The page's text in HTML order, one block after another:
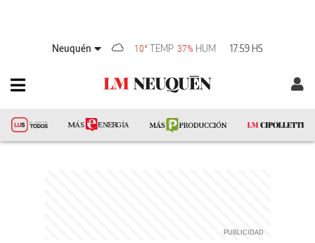
Neuquén 10° TEMP 37% HUM 17:59 HS